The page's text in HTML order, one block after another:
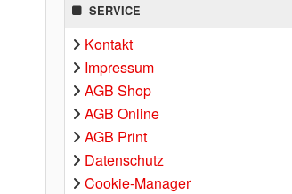
SERVICE
Kontakt
Impressum
AGB Shop
AGB Online
AGB Print
Datenschutz
Cookie-Manager